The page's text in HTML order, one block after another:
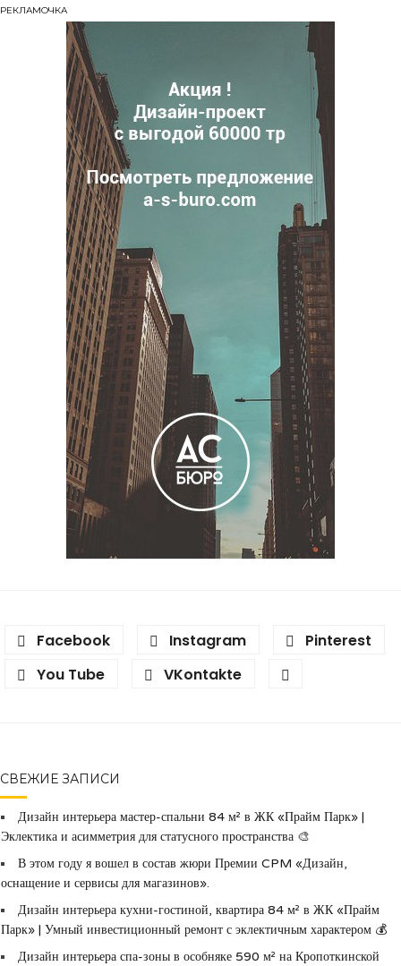
РЕКЛАМОЧКА
Facebook Instagram
Pinterest
You Tube
VKontakte
СВЕЖИЕ ЗАПИСИ
Дизайн интерьера мастер-спальни 84 м² в ЖК «Прайм Парк» |
Эклектика и асимметрия для статусного пространства 🎨
В этом году я вошел в состав жюри Премии CPM «Дизайн,
оснащение и сервисы для магазинов».
Дизайн интерьера кухни-гостиной, квартира 84 м² в ЖК «Прайм
Парк» | Умный инвестиционный ремонт с эклектичным характером 💰
Дизайн интерьера спа-зоны в особняке 590 м² на Кропоткинской